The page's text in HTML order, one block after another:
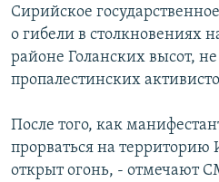
Вернутся
поиску
СЕВЕРНЫЙ КАВКАЗ
АЗЕРБАЙДЖАН
ТЕМЫ
ЭКОНОМИКА
КУЛЬТУРА
СПОРТ
РУБРИКИ
НЕКРУГЛЫЙ СТОЛ
ПОЗИЦИЯ
БЛОГИ
МУЛЬТИМЕДИА
ФОТО
ПОДКАСТЫ
АРХИВ РАДИОПРОГРАММЫ
ПРИСОЕДИНЯЙТЕСЬ!
Сирийское
о гибели в столкновениях
районе Голанских высот,
пропалестинских
После того, как
прорваться на
открыт огонь, - отмечают